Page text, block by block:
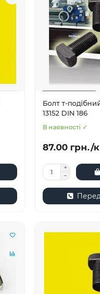
Болт т-
13152 DIN 186
В наявності ✓
87.00 грн./